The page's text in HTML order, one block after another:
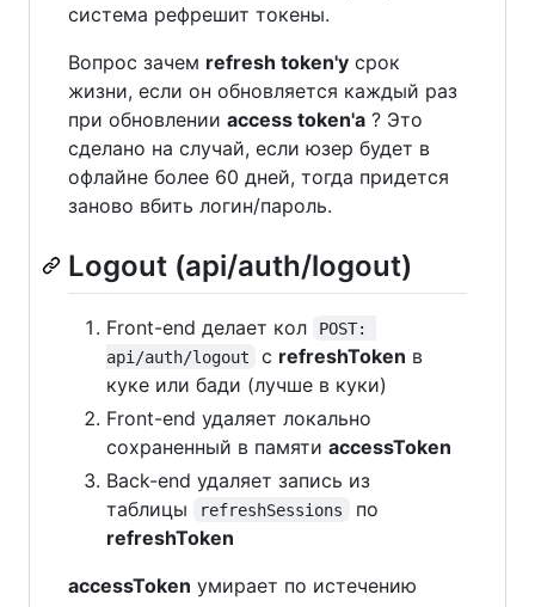
система рефрешит токены.
Вопрос зачем refresh token'y срок
жизни, если он обновляется каждый раз
при обновлении access token'a ? Это
сделано на случай, если юзер будет в
офлайне более 60 дней, тогда придется
заново вбить логин/пароль.
Logout (api/auth/logout)
Front-end делает кол
POST:
api/auth/logout
c refreshToken в
куке или бади (лучше в куки)
Front-end удаляет локально
сохраненный в памяти accessToken
Back-end удаляет запись из
таблицы
refreshSessions
по
refreshToken
accessToken умирает по истечению